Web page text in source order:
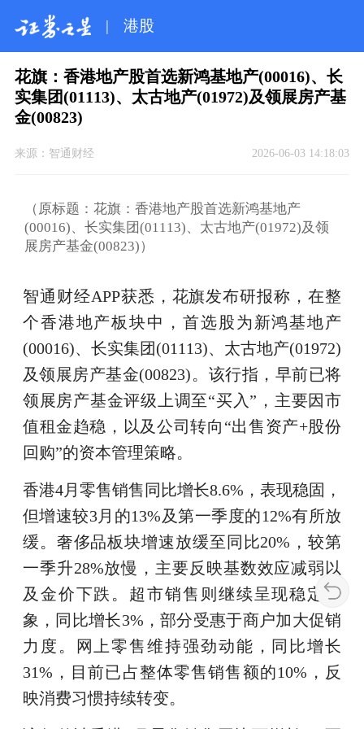
| 港股
花旗：香港地产股首选新鸿基地产(00016)、长
实集团(01113)、太古地产(01972)及领展房产基
金(00823)
来源： 智通财经 2026-06-03 14:18:03
（原标题：花旗：香港地产股首选新鸿基地产
(00016)、长实集团(01113)、太古地产(01972)及领
展房产基金(00823)）
智通财经APP获悉，花旗发布研报称，在整
个香港地产板块中，首选股为新鸿基地产
(00016)、长实集团(01113)、太古地产(01972)
及领展房产基金(00823)。该行指，早前已将
领展房产基金评级上调至“买入”，主要因市
值租金趋稳，以及公司转向“出售资产+股份
回购”的资本管理策略。
香港4月零售销售同比增长8.6%，表现稳固，
但增速较3月的13%及第一季度的12%有所放
缓。奢侈品板块增速放缓至同比20%，较第
一季升28%放慢，主要反映基数效应减弱以
及金价下跌。超市销售则继续呈现稳定迹
象，同比增长3%，部分受惠于商户加大促销
力度。网上零售维持强劲动能，同比增长
31%，目前已占整体零售销售额的10%，反
映消费习惯持续转变。